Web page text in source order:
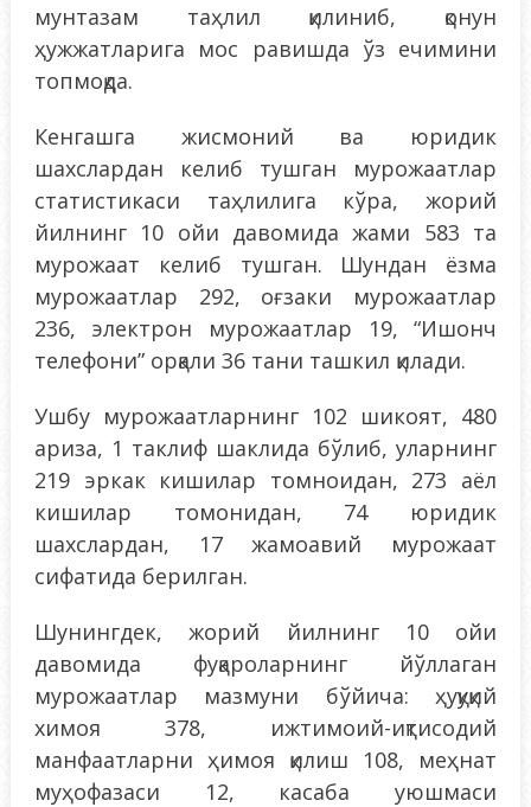
мунтазам таҳлил қилиниб, қонун
ҳужжатларига мос равишда ўз ечимини
топмоқда.
Кенгашга жисмоний ва юридик
шахслардан келиб тушган мурожаатлар
статистикаси таҳлилига кўра, жорий
йилнинг 10 ойи давомида жами 583 та
мурожаат келиб тушган. Шундан ёзма
мурожаатлар 292, оғзаки мурожаатлар
236, электрон мурожаатлар 19, “Ишонч
телефони” орқали 36 тани ташкил қилади.
Ушбу мурожаатларнинг 102 шикоят, 480
ариза, 1 таклиф шаклида бўлиб, уларнинг
219 эркак кишилар томноидан, 273 аёл
кишилар томонидан, 74 юридик
шахслардан, 17 жамоавий мурожаат
сифатида берилган.
Шунингдек, жорий йилнинг 10 ойи
давомида фуқароларнинг йўллаган
мурожаатлар мазмуни бўйича: ҳуқуқий
химоя 378, ижтимоий-иқтисодий
манфаатларни ҳимоя қилиш 108, меҳнат
муҳофазаси 12, касаба уюшмаси